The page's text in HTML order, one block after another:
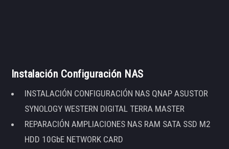
Instalación Configuración NAS
INSTALACIÓN CONFIGURACIÓN NAS QNAP ASUSTOR
SYNOLOGY WESTERN DIGITAL TERRA MASTER
REPARACIÓN AMPLIACIONES NAS RAM SATA SSD M2
HDD 10GbE NETWORK CARD